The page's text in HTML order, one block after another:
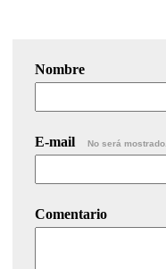
Nombre
E-mail No será mostrado.
Comentario